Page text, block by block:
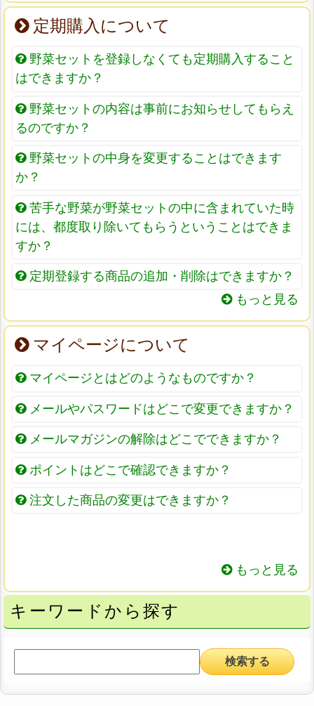
定期購入について
野菜セットを登録しなくても定期購入すること
はできますか？
野菜セットの内容は事前にお知らせしてもらえ
るのですか？
野菜セットの中身を変更することはできます
か？
苦手な野菜が野菜セットの中に含まれていた時
には、都度取り除いてもらうということはできま
すか？
定期登録する商品の追加・削除はできますか？
もっと見る
マイページについて
マイページとはどのようなものですか？
メールやパスワードはどこで変更できますか？
メールマガジンの解除はどこでできますか？
ポイントはどこで確認できますか？
注文した商品の変更はできますか？
もっと見る
キーワードから探す